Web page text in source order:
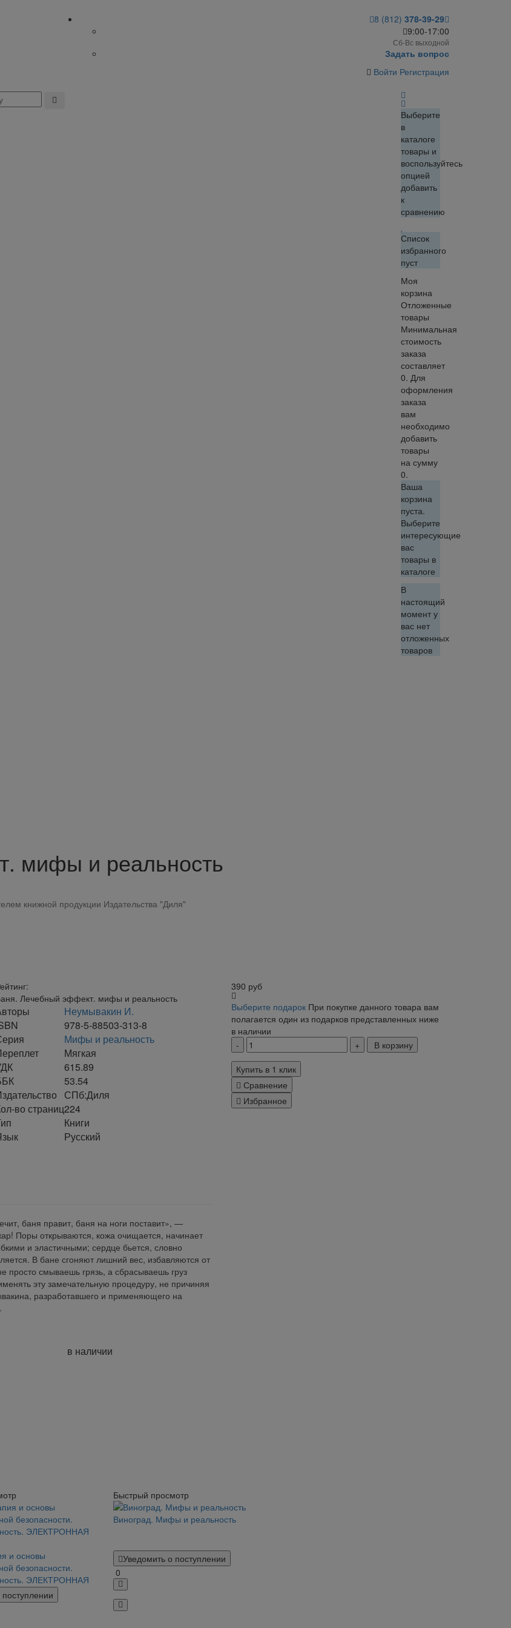
8 (812) 378-39-29
9:00-17:00
Сб-Вс выходной
Задать вопрос
Войти Регистрация
Выберите
в
каталоге
товары и
воспользуйтесь
опцией
добавить
к
сравнению
Список
избранного
пуст
Моя
корзина
Отложенные
товары
Минимальная
стоимость
заказа
составляет
0. Для
оформления
заказа
вам
необходимо
добавить
товары
на сумму
0.
Ваша
корзина
пуста.
Выберите
интересующие
вас
товары в
каталоге
В
настоящий
момент у
вас нет
отложенных
товаров
мифы и реальность
книжной продукции Издательства "Диля"
Лечебный эффект. мифы и реальность
Неумывакин И.
978-5-88503-313-8
Мифы и реальность
Мягкая
615.89
53.54
СПб:Диля
во страниц224
Книги
Русский
390 руб
Выберите подарок При покупке данного товара вам
полагается один из подарков представленных ниже
в наличии
В корзину
Купить в 1 клик
Сравнение
Избранное
баня правит, баня на ноги поставит», —
Поры открываются, кожа очищается, начинает
и эластичными; сердце бьется, словно
В бане сгоняют лишний вес, избавляются от
просто смываешь грязь, а сбрасываешь груз
эту замечательную процедуру, не причиняя
разработавшего и применяющего на
в наличии
и основы
безопасности.
ЭЛЕКТРОННАЯ
Быстрый просмотр
Виноград. Мифы и реальность
Уведомить о поступлении
0